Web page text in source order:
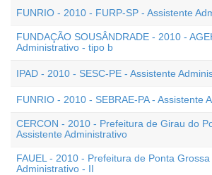
FUNRIO - 2010 - FURP-SP - Assistente
FUNDAÇÃO SOUSÂNDRADE - 2010 -
Administrativo - tipo b
IPAD - 2010 - SESC-PE - Assistente
FUNRIO - 2010 - SEBRAE-PA - Assistente
CERCON - 2010 - Prefeitura de Girau do
Assistente Administrativo
FAUEL - 2010 - Prefeitura de Ponta
Administrativo - II